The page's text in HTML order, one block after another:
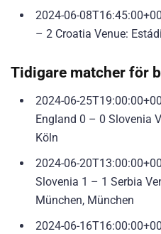
2024-06-
– 2 Croatia Venue:
Tidigare matcher för
2024-06-
England 0 – 0 Slovenia
Köln
2024-06-
Slovenia 1 – 1 Serbia
München, München
2024-06-